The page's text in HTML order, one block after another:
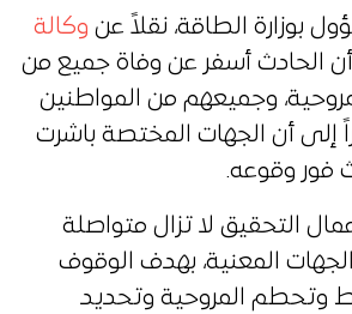
بوزارة الطاقة، نقلاً عن وكالة
أن الحادث أسفر عن وفاة جميع من
وجميعهم من المواطنين
إلى أن الجهات المختصة باشرت
فور وقوعه.
التحقيق لا تزال متواصلة
المعنية، بهدف الوقوف
المروحية وتحديد